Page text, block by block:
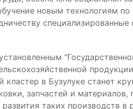
новым технологиям по
в Бузулуке станет
запчастей и
таких производств в